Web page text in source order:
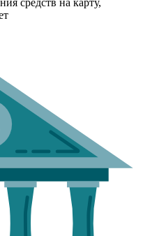
средств на карту,